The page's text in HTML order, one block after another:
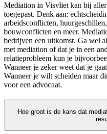
Mediation in Visvliet kan bij
toegepast. Denk aan:
arbeidsconflicten,
bouwconflicten en meer.
bedrijven een uitkomst. Ga wel
met mediation of dat je in een
relatieprobleem kun je
Wanneer je zeker weet dat je
Wanneer je wilt scheiden maar
voor een advocaat.
Hoe groot is de kans dat